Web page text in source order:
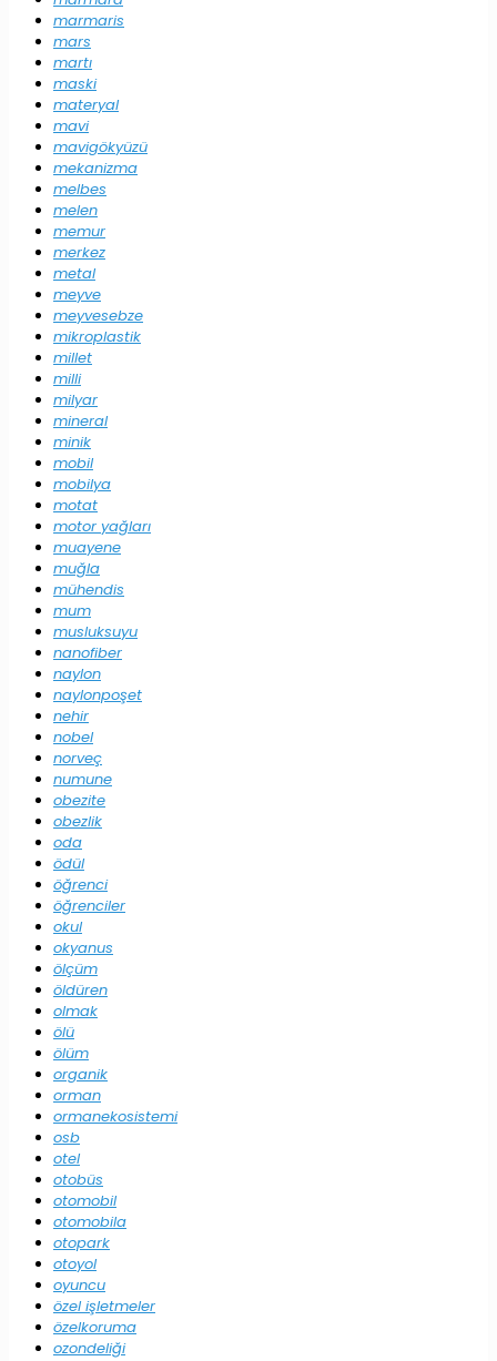
marmaris
mars
martı
maski
materyal
mavi
mavigökyüzü
mekanizma
melbes
melen
memur
merkez
metal
meyve
meyvesebze
mikroplastik
millet
milli
milyar
mineral
minik
mobil
mobilya
motat
motor yağları
muayene
muğla
mühendis
mum
musluksuyu
nanofiber
naylon
naylonpoşet
nehir
nobel
norveç
numune
obezite
obezlik
oda
ödül
öğrenci
öğrenciler
okul
okyanus
ölçüm
öldüren
olmak
ölü
ölüm
organik
orman
ormanekosistemi
osb
otel
otobüs
otomobil
otomobila
otopark
otoyol
oyuncu
özel işletmeler
özelkoruma
ozondeliği